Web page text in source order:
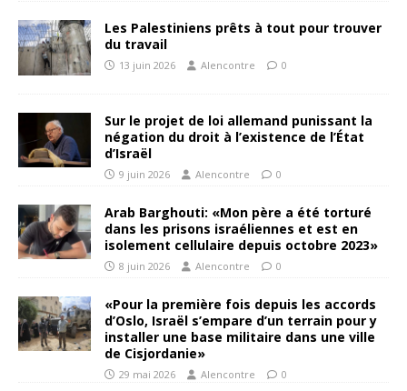
Les Palestiniens prêts à tout pour trouver
du travail
13 juin 2026 Alencontre 0
Sur le projet de loi allemand punissant la
négation du droit à l’existence de l’État
d’Israël
9 juin 2026 Alencontre 0
Arab Barghouti: «Mon père a été torturé
dans les prisons israéliennes et est en
isolement cellulaire depuis octobre 2023»
8 juin 2026 Alencontre 0
«Pour la première fois depuis les accords
d’Oslo, Israël s’empare d’un terrain pour y
installer une base militaire dans une ville
de Cisjordanie»
29 mai 2026 Alencontre 0